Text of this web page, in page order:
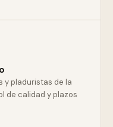
y pladuristas de la
de calidad y plazos